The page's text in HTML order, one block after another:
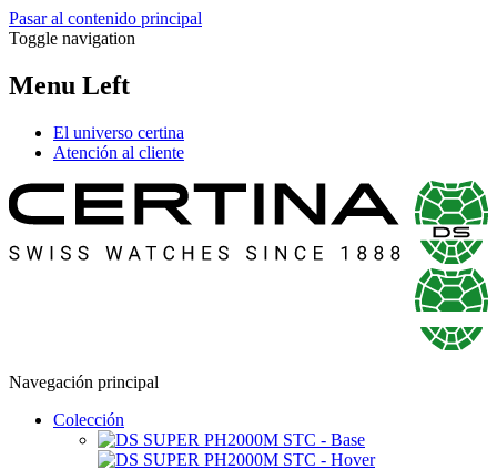
Pasar al contenido principal
Toggle navigation
Menu Left
El universo certina
Atención al cliente
Navegación principal
Colección